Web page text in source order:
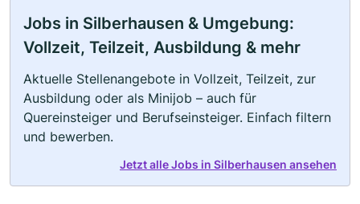
Jobs in Silberhausen & Umgebung:
Vollzeit, Teilzeit, Ausbildung & mehr
Aktuelle Stellenangebote in Vollzeit, Teilzeit, zur
Ausbildung oder als Minijob – auch für
Quereinsteiger und Berufseinsteiger. Einfach filtern
und bewerben.
Jetzt alle Jobs in Silberhausen ansehen